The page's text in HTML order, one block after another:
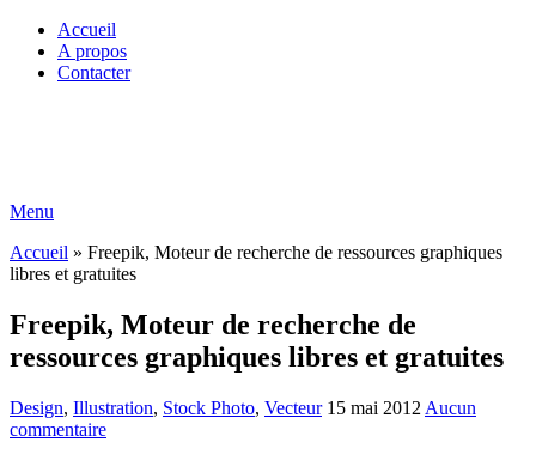
Accueil
A propos
Contacter
Menu
Accueil » Freepik, Moteur de recherche de ressources graphiques
libres et gratuites
Freepik, Moteur de recherche de
ressources graphiques libres et gratuites
Design, Illustration, Stock Photo, Vecteur 15 mai 2012 Aucun
commentaire